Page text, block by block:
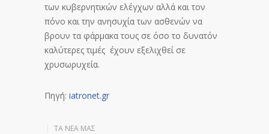
των κυβερνητικών ελέγχων αλλά και τον
πόνο και την ανησυχία των ασθενών να
βρουν τα φάρμακα τους σε όσο το δυνατόν
καλύτερες τιμές έχουν εξελιχθεί σε
χρυσωρυχεία.
Πηγή: iatronet.gr
ΤΑ ΝΈΑ ΜΑΣ